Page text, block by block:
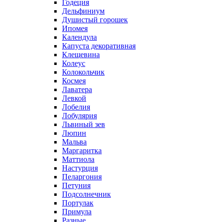
Годеция
Дельфиниум
Душистый горошек
Ипомея
Календула
Капуста декоративная
Клещевина
Колеус
Колокольчик
Космея
Лаватера
Левкой
Лобелия
Лобулярия
Львиный зев
Люпин
Мальва
Маргаритка
Маттиола
Настурция
Пеларгония
Петуния
Подсолнечник
Портулак
Примула
Разные